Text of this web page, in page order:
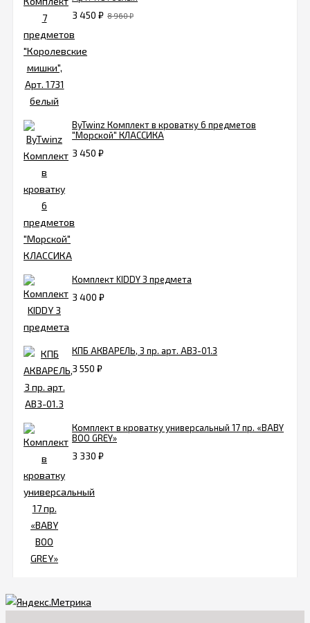
3 450 ₽ 8 960₽
ByTwinz Комплект в кроватку 6 предметов
"Морской" КЛАССИКА
3 450 ₽
Комплект KIDDY 3 предмета
3 400 ₽
КПБ АКВАРЕЛЬ, 3 пр. арт. АВ3-01.3
3 550 ₽
Комплект в кроватку универсальный 17 пр. «BABY
BOO GREY»
3 330 ₽